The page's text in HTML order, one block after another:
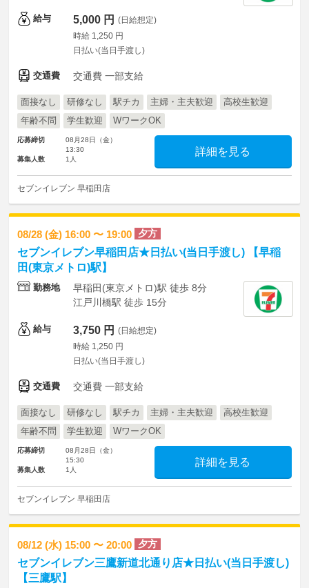
給与 5,000 円 (日給想定)
時給 1,250 円
日払い(当日手渡し)
交通費 交通費 一部支給
面接なし 研修なし 駅チカ 主婦・主夫歓迎
高校生歓迎
年齢不問
学生歓迎 WワークOK
応募締切
08月28日（金）
13:30
募集人数
1人
詳細を見る
セブンイレブン 早稲田店
08/28 (金) 16:00 〜 19:00 夕方
セブンイレブン早稲田店★日払い(当日手渡し) 【早稲
田(東京メトロ)駅】
勤務地
早稲田(東京メトロ)駅 徒歩 8分
江戸川橋駅 徒歩 15分
給与 3,750 円 (日給想定)
時給 1,250 円
日払い(当日手渡し)
交通費 交通費 一部支給
面接なし 研修なし 駅チカ 主婦・主夫歓迎
高校生歓迎
年齢不問
学生歓迎 WワークOK
応募締切
08月28日（金）
15:30
募集人数
1人
詳細を見る
セブンイレブン 早稲田店
08/12 (水) 15:00 〜 20:00 夕方
セブンイレブン三鷹新道北通り店★日払い(当日手渡し)
【三鷹駅】